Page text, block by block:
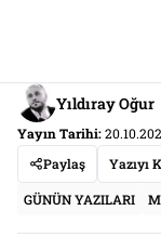
Yıldıray Oğur
Yayın Tarihi:
Paylaş
Yazıyı
GÜNÜN YAZILARI